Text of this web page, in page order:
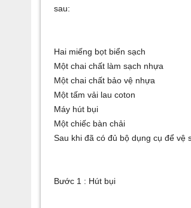
sau:
Hai miếng bọt biển sạch
Một chai chất làm sạch nhựa
Một chai chất bảo vệ nhựa
Một tấm vải lau coton
Máy hút bụi
Một chiếc bàn chải
Sau khi đã có đủ bộ dụng cụ để
Bước 1 : Hút bụi